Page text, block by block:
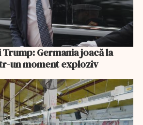
Germania joacă la
un moment exploziv